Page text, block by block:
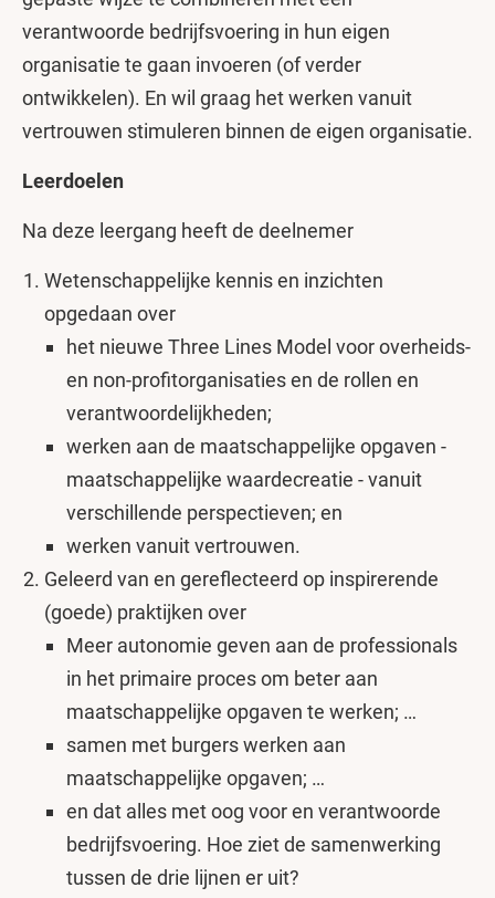
verantwoorde bedrijfsvoering in hun eigen
organisatie te gaan invoeren (of verder
ontwikkelen). En wil graag het werken vanuit
vertrouwen stimuleren binnen de eigen organisatie.
Leerdoelen
Na deze leergang heeft de deelnemer
Wetenschappelijke kennis en inzichten
opgedaan over
het nieuwe Three Lines Model voor overheids-
en non-profitorganisaties en de rollen en
verantwoordelijkheden;
werken aan de maatschappelijke opgaven -
maatschappelijke waardecreatie - vanuit
verschillende perspectieven; en
werken vanuit vertrouwen.
Geleerd van en gereflecteerd op inspirerende
(goede) praktijken over
Meer autonomie geven aan de professionals
in het primaire proces om beter aan
maatschappelijke opgaven te werken; …
samen met burgers werken aan
maatschappelijke opgaven; …
en dat alles met oog voor en verantwoorde
bedrijfsvoering. Hoe ziet de samenwerking
tussen de drie lijnen er uit?